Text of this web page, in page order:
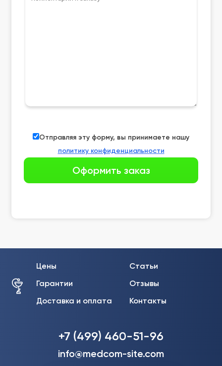
Отправляя эту форму, вы принимаете нашу
политику конфиденциальности
Цены
Гарантии
Доставка и оплата
Статьи
Отзывы
Контакты
+7 (499) 460-51-96
info@medcom-site.com